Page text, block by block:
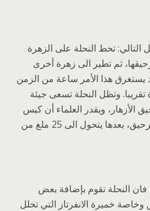
تحط النحلة على الزهرة
ثم تطير الى زهرة أخرى
يستغرق هذا الأمر ساعة من الزمن
تقريبا. وتظل النحلة تسعى جيئة
الأزهار، ويقدر العلماء أن كيس
العسل يعادل 50 ملغ من الرحيق، بعدها يتحول الى 25 ملغ من
النحلة تقوم بإضافة بعض
وخاصة خميرة الانفرتاز التي تحلل